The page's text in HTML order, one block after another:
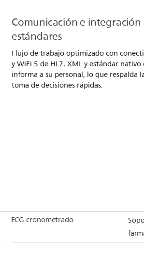
Comunicación e integración
estándares
Flujo de trabajo optimizado con
y WiFi 5 de HL7, XML y estándar
informa a su personal, lo que respalda
toma de decisiones rápidas.
ECG cronometrado